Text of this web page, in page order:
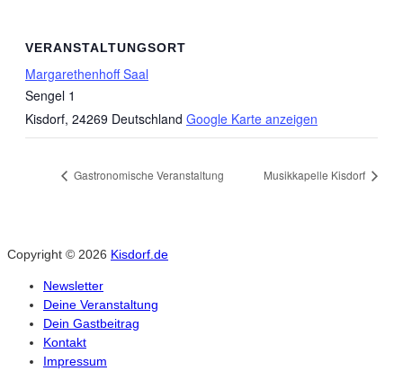
VERANSTALTUNGSORT
Margarethenhoff Saal
Sengel 1
Kisdorf, 24269 Deutschland Google Karte anzeigen
Gastronomische Veranstaltung Musikkapelle Kisdorf
Copyright © 2026 Kisdorf.de
Newsletter
Deine Veranstaltung
Dein Gastbeitrag
Kontakt
Impressum